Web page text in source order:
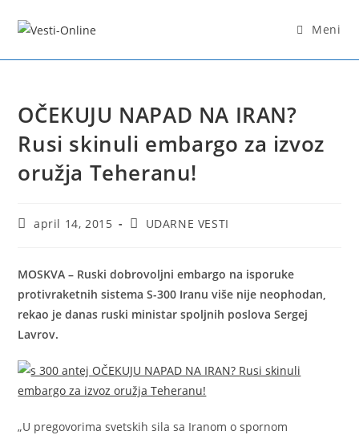
Meni
OČEKUJU NAPAD NA IRAN?
Rusi skinuli embargo za izvoz
oružja Teheranu!
Postapril 14, 2015
PostUDARNE VESTI
MOSKVA – Ruski dobrovoljni embargo na isporuke
protivraketnih sistema S-300 Iranu više nije neophodan,
rekao je danas ruski ministar spoljnih poslova Sergej
Lavrov.
„U pregovorima svetskih sila sa Iranom o spornom